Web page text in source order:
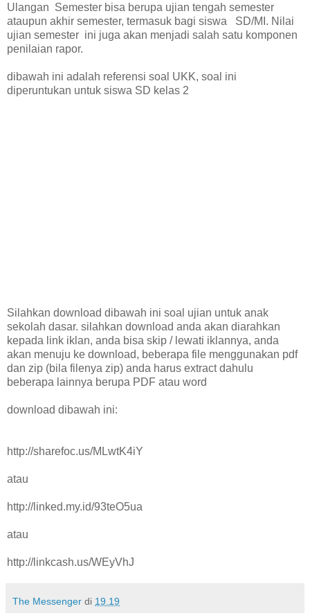
Ulangan Semester bisa berupa ujian tengah semester
ataupun akhir semester, termasuk bagi siswa SD/MI. Nilai
ujian semester ini juga akan menjadi salah satu komponen
penilaian rapor.
dibawah ini adalah referensi soal UKK, soal ini
diperuntukan untuk siswa SD kelas 2
Silahkan download dibawah ini soal ujian untuk anak
sekolah dasar. silahkan download anda akan diarahkan
kepada link iklan, anda bisa skip / lewati iklannya, anda
akan menuju ke download, beberapa file menggunakan pdf
dan zip (bila filenya zip) anda harus extract dahulu
beberapa lainnya berupa PDF atau word
download dibawah ini:
http://sharefoc.us/MLwtK4iY
atau
http://linked.my.id/93teO5ua
atau
http://linkcash.us/WEyVhJ
The Messenger di 19.19